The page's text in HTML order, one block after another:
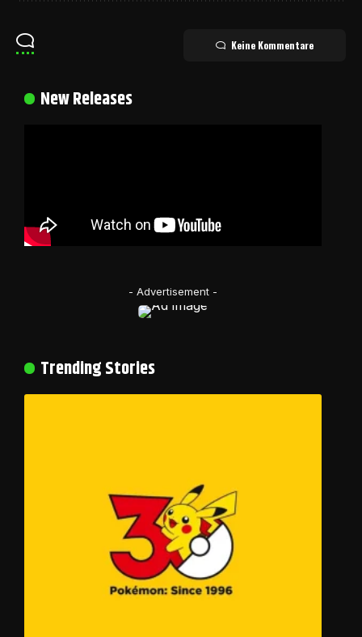
Keine Kommentare
New Releases
- Advertisement -
Trending Stories